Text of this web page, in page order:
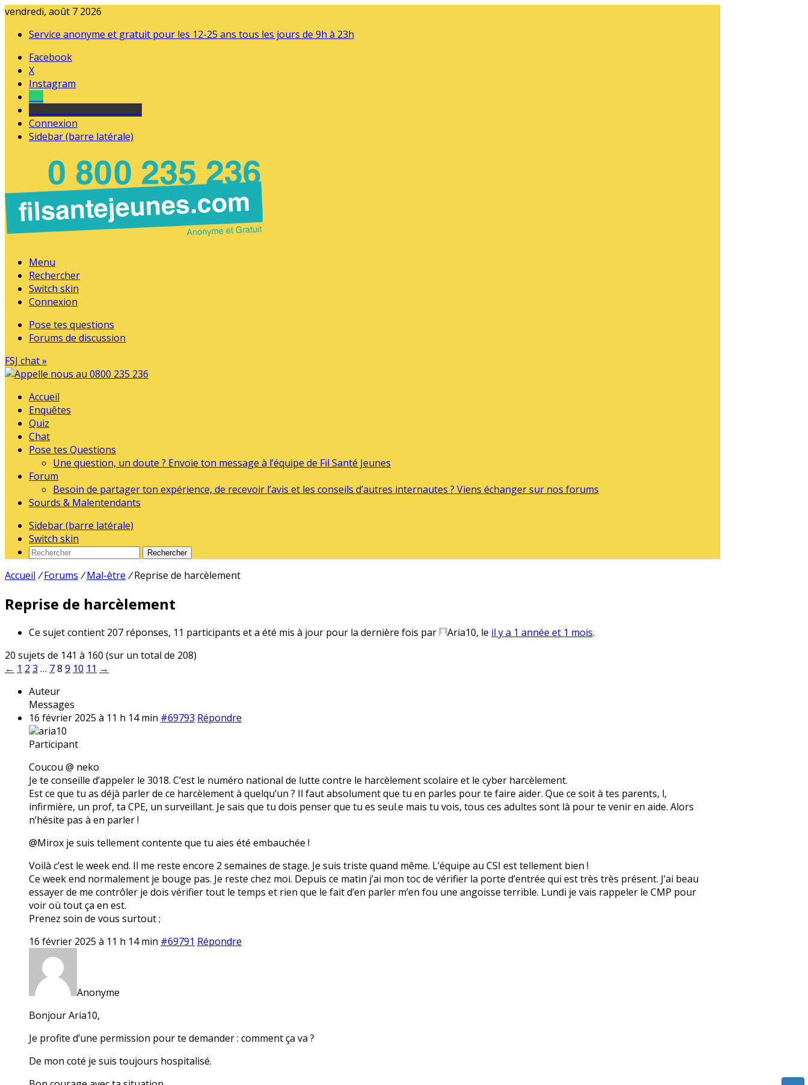
vendredi, août 7 2026
Service anonyme et gratuit pour les 12-25 ans tous les jours de 9h à 23h
Facebook
X
Instagram
Connexion
Sidebar (barre latérale)
Menu
Rechercher
Switch skin
Connexion
Pose tes questions
Forums de discussion
FSJ chat »
Accueil
Enquêtes
Quiz
Chat
Pose tes Questions
Une question, un doute ? Envoie ton message à l’équipe de Fil Santé Jeunes
Forum
Besoin de partager ton expérience, de recevoir l’avis et les conseils d’autres internautes ? Viens échanger sur nos forums
Sourds & Malentendants
Sidebar (barre latérale)
Switch skin
Rechercher
Accueil / Forums / Mal-être / Reprise de harcèlement
Reprise de harcèlement
Ce sujet contient 207 réponses, 11 participants et a été mis à jour pour la dernière fois par Aria10, le il y a 1 année et 1 mois.
20 sujets de 141 à 160 (sur un total de 208)
← 1 2 3 … 78 9 10 11 →
Auteur
Messages
16 février 2025 à 11 h 14 min #69793 Répondre
aria10
Participant
Coucou @ neko
Je te conseille d’appeler le 3018. C’est le numéro national de lutte contre le harcèlement scolaire et le cyber harcèlement.
Est ce que tu as déjà parler de ce harcèlement à quelqu’un ? Il faut absolument que tu en parles pour te faire aider. Que ce soit à tes parents, l,
infirmière, un prof, ta CPE, un surveillant. Je sais que tu dois penser que tu es seul.e mais tu vois, tous ces adultes sont là pour te venir en aide. Alors
n’hésite pas à en parler !
@Mirox je suis tellement contente que tu aies été embauchée !
Voilà c’est le week end. Il me reste encore 2 semaines de stage. Je suis triste quand même. L’équipe au CSI est tellement bien !
Ce week end normalement je bouge pas. Je reste chez moi. Depuis ce matin j’ai mon toc de vérifier la porte d’entrée qui est très très présent. J’ai beau
essayer de me contrôler je dois vérifier tout le temps et rien que le fait d’en parler m’en fou une angoisse terrible. Lundi je vais rappeler le CMP pour
voir où tout ça en est.
Prenez soin de vous surtout ;
16 février 2025 à 11 h 14 min #69791 Répondre
Anonyme
Bonjour Aria10,
Je profite d’une permission pour te demander : comment ça va ?
De mon coté je suis toujours hospitalisé.